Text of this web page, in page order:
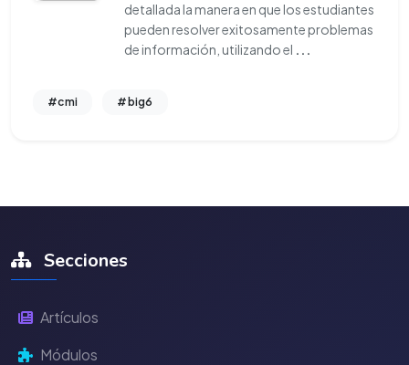
detallada la manera en que los estudiantes
pueden resolver exitosamente problemas
de información, utilizando el ...
#cmi #big6
Secciones
Artículos
Módulos